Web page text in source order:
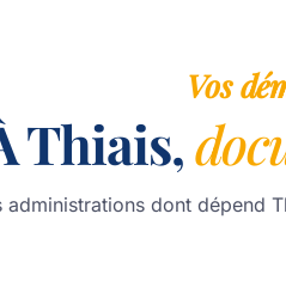
Vos
Thiais,
administrations dont dépend